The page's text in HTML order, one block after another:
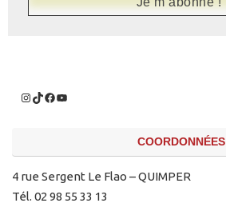
COORDONNÉES
4 rue Sergent Le Flao – QUIMPER
Tél. 02 98 55 33 13